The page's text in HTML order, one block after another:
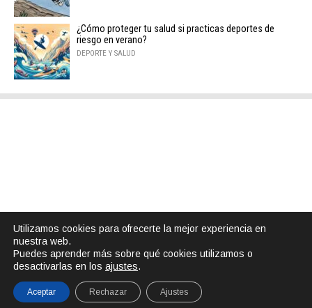
SHARE
¿Cómo proteger tu salud si practicas deportes de
riesgo en verano?
DEPORTE Y SALUD
Utilizamos cookies para ofrecerte la mejor experiencia en
nuestra web.
Puedes aprender más sobre qué cookies utilizamos o
desactivarlas en los ajustes.
Aceptar Rechazar Ajustes